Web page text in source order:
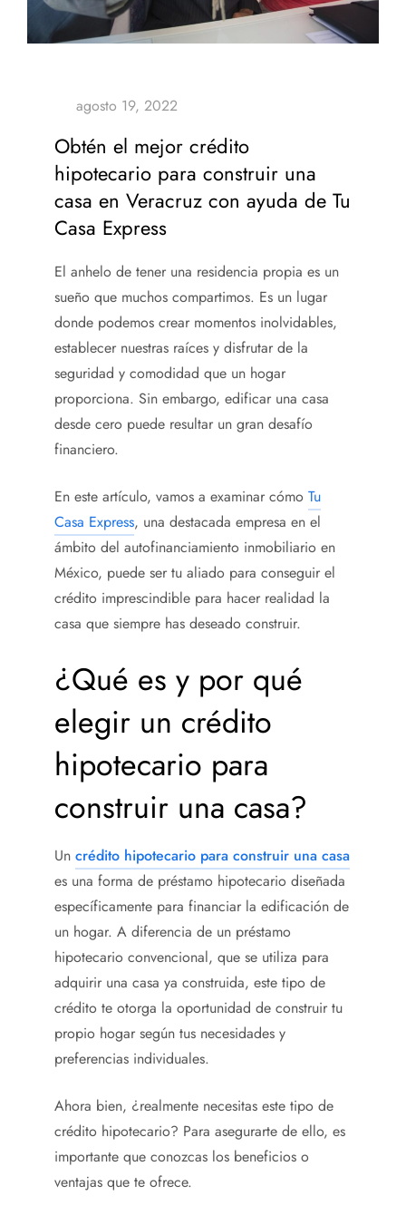
Obtén el mejor crédito
hipotecario para construir una
casa en Veracruz con ayuda de Tu
Casa Express
El anhelo de tener una residencia propia es un
sueño que muchos compartimos. Es un lugar
donde podemos crear momentos inolvidables,
establecer nuestras raíces y disfrutar de la
seguridad y comodidad que un hogar
proporciona. Sin embargo, edificar una casa
desde cero puede resultar un gran desafío
financiero.
En este artículo, vamos a examinar cómo Tu
Casa Express, una destacada empresa en el
ámbito del autofinanciamiento inmobiliario en
México, puede ser tu aliado para conseguir el
crédito imprescindible para hacer realidad la
casa que siempre has deseado construir.
¿Qué es y por qué
elegir un crédito
hipotecario para
construir una casa?
Un crédito hipotecario para construir una casa
es una forma de préstamo hipotecario diseñada
específicamente para financiar la edificación de
un hogar. A diferencia de un préstamo
hipotecario convencional, que se utiliza para
adquirir una casa ya construida, este tipo de
crédito te otorga la oportunidad de construir tu
propio hogar según tus necesidades y
preferencias individuales.
Ahora bien, ¿realmente necesitas este tipo de
crédito hipotecario? Para asegurarte de ello, es
importante que conozcas los beneficios o
ventajas que te ofrece.